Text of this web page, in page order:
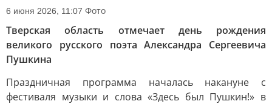
6 июня 2026, 11:07 Фото
Тверская область отмечает день рождения
великого русского поэта Александра Сергеевича
Пушкина
Праздничная программа началась накануне с
фестиваля музыки и слова «Здесь был Пушкин!» в